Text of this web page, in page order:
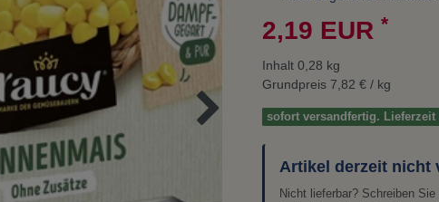
2,19 EUR *
Inhalt 0,28 kg
Grundpreis 7,82 € / kg
sofort versandfertig. Lieferzeit
Artikel derzeit nicht
Nicht lieferbar? Schreiben